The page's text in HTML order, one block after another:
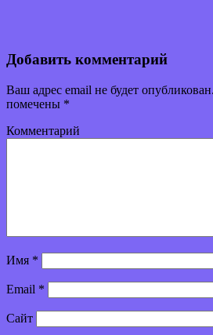
Добавить комментарий
Ваш адрес email не будет опубликован.
помечены *
Комментарий
Имя *
Email *
Сайт